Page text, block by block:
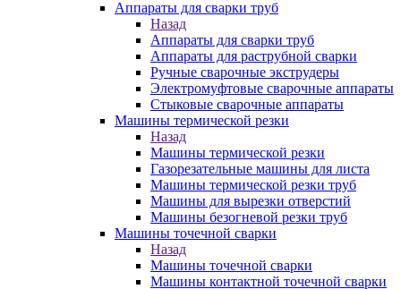
Аппараты для сварки труб
Назад
Аппараты для сварки труб
Аппараты для раструбной сварки
Ручные сварочные экструдеры
Электромуфтовые сварочные аппараты
Стыковые сварочные аппараты
Машины термической резки
Назад
Машины термической резки
Газорезательные машины для листа
Машины термической резки труб
Машины для вырезки отверстий
Машины безогневой резки труб
Машины точечной сварки
Назад
Машины точечной сварки
Машины контактной точечной сварки